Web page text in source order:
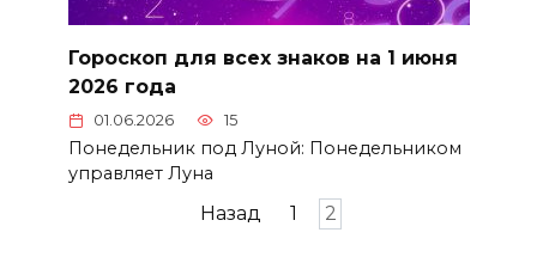
Гороскоп для всех знаков на 1 июня
2026 года
01.06.2026 15
Понедельник под Луной: Понедельником
управляет Луна
Назад 1 2